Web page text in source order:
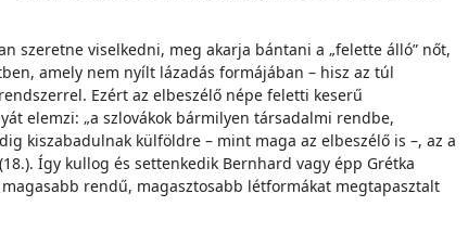
szeretne viselkedni, meg akarja bántani a „felette álló” nőt,
amely nem nyílt lázadás formájában – hisz az túl
Ezért az elbeszélő népe feletti keserű
elemzi: „a szlovákok bármilyen társadalmi rendbe,
kiszabadulnak külföldre – mint maga az elbeszélő is –, az a
Így kullog és settenkedik Bernhard vagy épp Grétka
rendű, magasztosabb létformákat megtapasztalt